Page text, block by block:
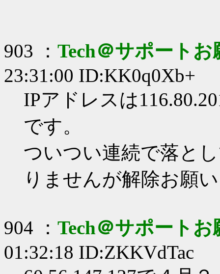
903 ： Tech＠サポート
23:31:00 ID:KK0q0Xb+
IPアドレスは
です。
ついつい連続で落と
りませんが解除お願
904 ： Tech＠サポート
01:32:18 ID:ZKKVdTac